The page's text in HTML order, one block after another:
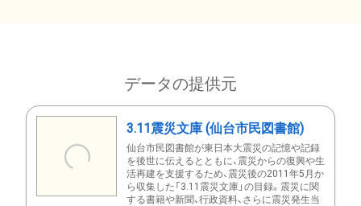
データの提供元
3.11震災文庫 (仙台市民図書館)
仙台市民図書館が東日本大震災の記憶や記録
を後世に伝えるとともに、震災からの復興や生
活再建を支援するため、震災後の2011年5月か
ら収集した「3.11震災文庫」の目録。震災に関
する書籍や新聞、行政資料、さらに震災発生当